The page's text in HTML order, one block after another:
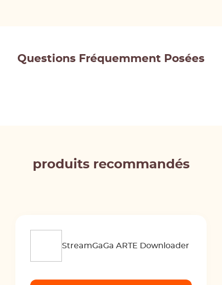
Questions Fréquemment Posées
produits recommandés
StreamGaGa ARTE Downloader